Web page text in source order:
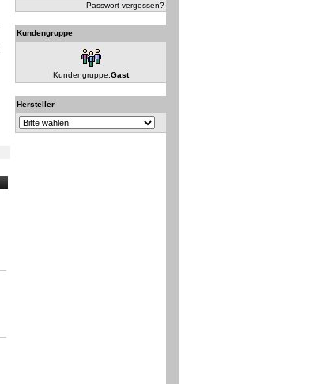
Passwort vergessen?
Kundengruppe
Kundengruppe:Gast
Hersteller